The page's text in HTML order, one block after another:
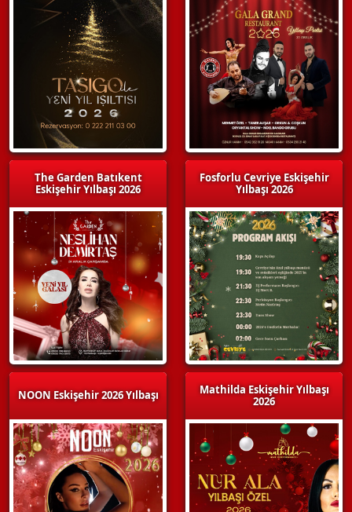
The Garden Batıkent
Eskişehir Yılbaşı 2026
NOON Eskişehir 2026 Yılbaşı
Fosforlu Cevriye Eskişehir
Yılbaşı 2026
Mathilda Eskişehir Yılbaşı
2026